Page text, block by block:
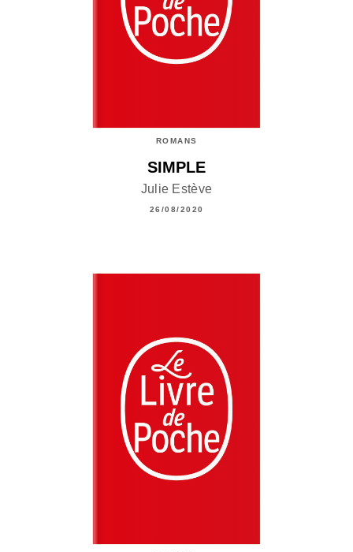
ROMANS
SIMPLE
Julie Estève
26/08/2020